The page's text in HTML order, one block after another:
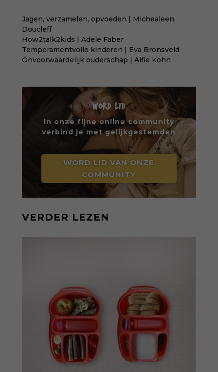
Jagen, verzamelen, opvoeden | Michealeen
Doucleff
How2talk2kids | Adele Faber
Temperamentvolle kinderen | Eva Bronsveld
Onvoorwaardelijk ouderschap | Alfie Kohn
WORD LID
In onze fijne online community
verbind je met gelijkgestemden
WORD LID VAN ONZE
COMMUNITY
VERDER LEZEN